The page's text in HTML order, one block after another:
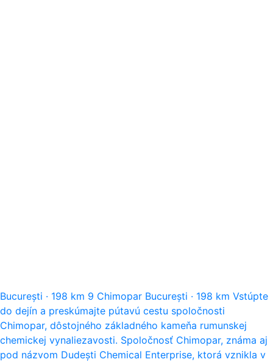
București · 198 km 9 Chimopar București · 198 km Vstúpte
do dejín a preskúmajte pútavú cestu spoločnosti
Chimopar, dôstojného základného kameňa rumunskej
chemickej vynaliezavosti. Spoločnosť Chimopar, známa aj
pod názvom Dudești Chemical Enterprise, ktorá vznikla v